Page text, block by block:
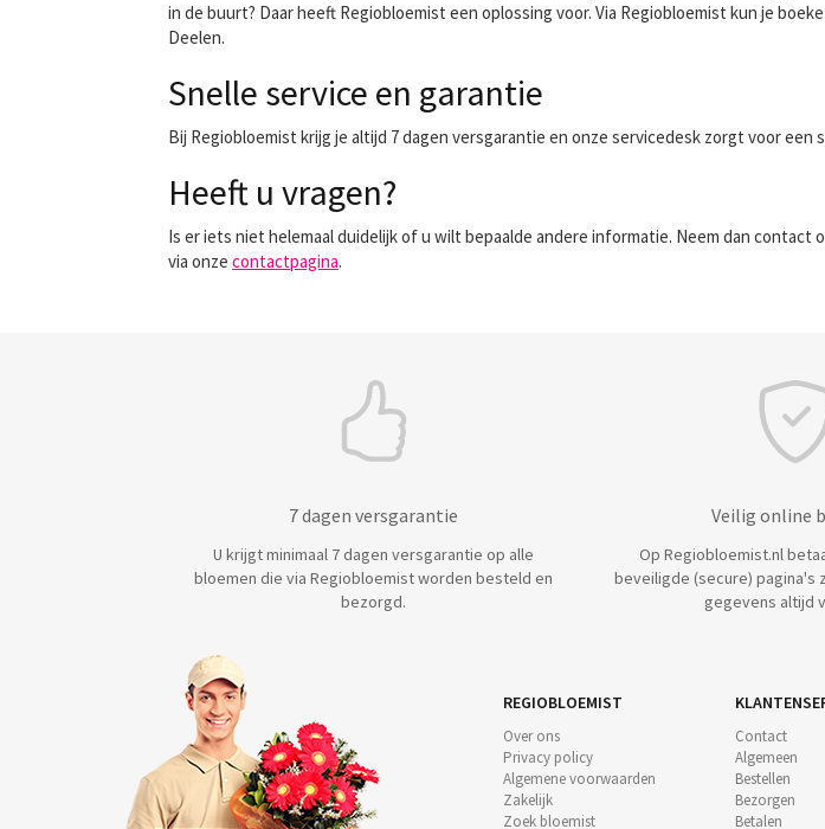
in de buurt? Daar heeft Regiobloemist een oplossing voor. Via Regiobloemist kun je
Deelen.
Snelle service en garantie
Bij Regiobloemist krijg je altijd 7 dagen versgarantie en onze servicedesk zorgt voor een
Heeft u vragen?
Is er iets niet helemaal duidelijk of u wilt bepaalde andere informatie. Neem dan
via onze contactpagina.
7 dagen versgarantie
U krijgt minimaal 7 dagen versgarantie op alle
bloemen die via Regiobloemist worden besteld en
bezorgd.
Veilig online
Op Regiobloemist.nl
beveiligde (secure) pagina's
gegevens altijd
REGIOBLOEMIST
Over ons
Privacy policy
Algemene voorwaarden
Zakelijk
Zoek bloemist
Contact
Algemeen
Bestellen
Bezorgen
Betalen